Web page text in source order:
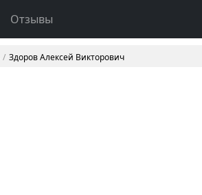
Отзывы
Здоров Алексей Викторович